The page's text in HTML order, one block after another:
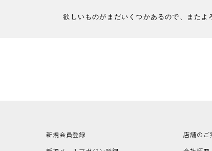
欲しいものがまだいくつかあるので、またよ
新規会員登録
店舗のご